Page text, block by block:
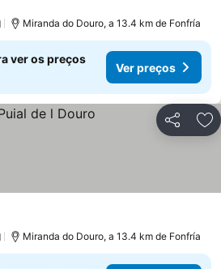
Miranda do Douro, a 13.4 km de Fonfría
ver os preços
Ver preços
Partilhar
Miranda do Douro, a 13.4 km de Fonfría